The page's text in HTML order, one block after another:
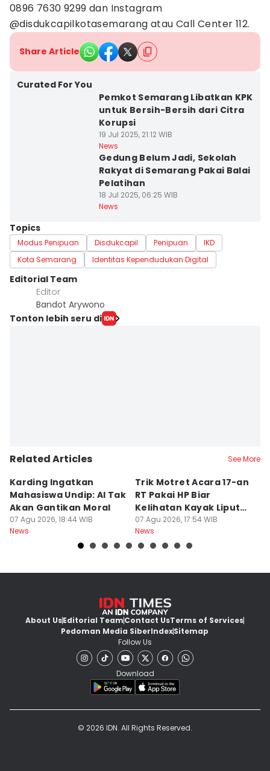
0896 7630 9299 dan Instagram
@disdukcapilkotasemarang atau Call Center 112.
Share Article
Curated For You
Pemkot Semarang Libatkan KPK
untuk Bersih-Bersih dari Citra
Korupsi
19 Jul 2025, 21:12 WIB
News
Gedung Belum Jadi, Sekolah
Rakyat di Semarang Pakai Balai
Pelatihan
18 Jul 2025, 06:25 WIB
News
Topics
Modus Penipuan Disdukcapil Penipuan
IKD
Kota Semarang
Identitas Kependudukan Digital
Editorial Team
Editor
Bandot Arywono
Tonton lebih seru di
Related Articles See More
Karding Ingatkan
Mahasiswa Undip: AI Tak
Akan Gantikan Moral
07 Agu 2026, 18:44 WIB
News
Trik Motret Acara 17-an
RT Pakai HP Biar
Kelihatan Kayak Liputan
Festival Nasional
07 Agu 2026, 17:54 WIB
News
About UsEditorial TeamContact UsTerms of Services
Pedoman Media SiberIndexSitemap
Follow Us
Download
© 2026 IDN. All Rights Reserved.